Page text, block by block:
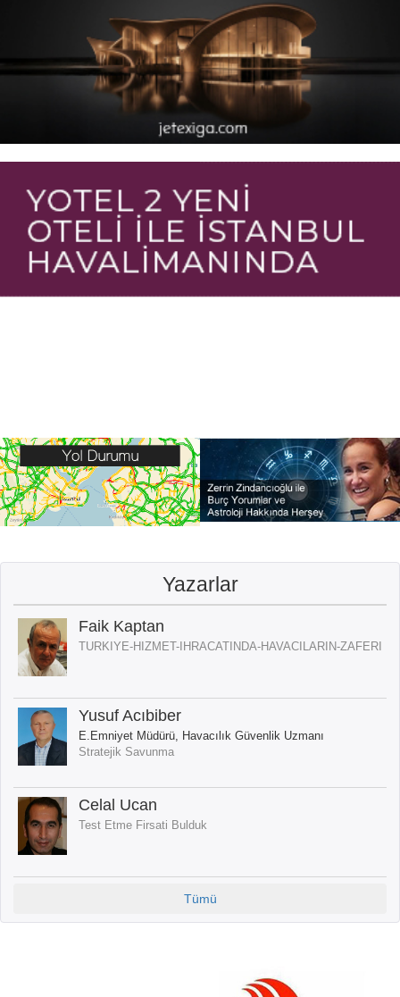
Yazarlar
Faik Kaptan
TURKIYE-HIZMET-IHRACATINDA-HAVACILARIN-ZAFERI
Yusuf Acıbiber
E.Emniyet Müdürü, Havacılık Güvenlik Uzmanı
Stratejik Savunma
Celal Ucan
Test Etme Firsati Bulduk
Tümü